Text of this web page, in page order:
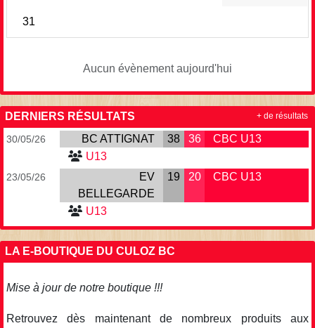
31
Aucun évènement aujourd'hui
DERNIERS RÉSULTATS
30/05/26 BC ATTIGNAT 38 36
CBC U13
U13
23/05/26
EV
BELLEGARDE
19 20 CBC U13
U13
+ de résultats
LA E-BOUTIQUE DU CULOZ BC
Mise à jour de notre boutique !!!
Retrouvez dès maintenant de nombreux produits aux